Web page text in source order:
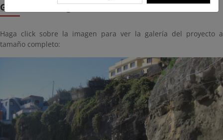
Galería de imágenes
Haga click sobre la imagen para ver la galería del proyecto a
tamaño completo: